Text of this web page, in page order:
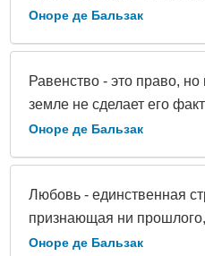
Оноре де Бальзак
Равенство - это право, но
земле не сделает его
Оноре де Бальзак
Любовь - единственная
признающая ни
Оноре де Бальзак